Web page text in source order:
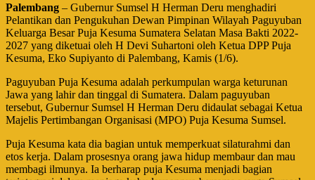
Palembang – Gubernur Sumsel H Herman Deru menghadiri
Pelantikan dan Pengukuhan Dewan Pimpinan Wilayah Paguyuban
Keluarga Besar Puja Kesuma Sumatera Selatan Masa Bakti 2022-
2027 yang diketuai oleh H Devi Suhartoni oleh Ketua DPP Puja
Kesuma, Eko Supiyanto di Palembang, Kamis (1/6).
Paguyuban Puja Kesuma adalah perkumpulan warga keturunan
Jawa yang lahir dan tinggal di Sumatera. Dalam paguyuban
tersebut, Gubernur Sumsel H Herman Deru didaulat sebagai Ketua
Majelis Pertimbangan Organisasi (MPO) Puja Kesuma Sumsel.
Puja Kesuma kata dia bagian untuk memperkuat silaturahmi dan
etos kerja. Dalam prosesnya orang jawa hidup membaur dan mau
membagi ilmunya. Ia berharap puja Kesuma menjadi bagian